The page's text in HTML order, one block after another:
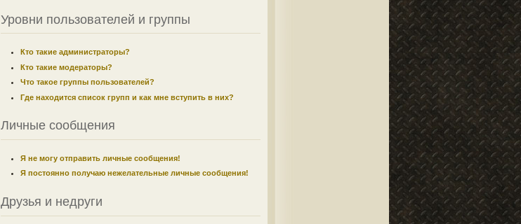
Уровни пользователей и группы
Кто такие администраторы?
Кто такие модераторы?
Что такое группы пользователей?
Где находится список групп и как мне вступить в них?
Личные сообщения
Я не могу отправить личные сообщения!
Я постоянно получаю нежелательные личные сообщения!
Друзья и недруги